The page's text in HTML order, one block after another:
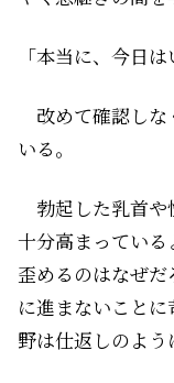
「本当に、今日
改めて確認しな
いる。
勃起した乳首や
十分高まってい
歪めるのはなぜ
に進まないこと
野は仕返しのよう